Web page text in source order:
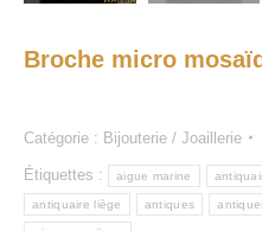
Broche micro
Catégorie : Bijouterie / Joaillerie
Étiquettes : aigue marine
antiquaire liège antiques